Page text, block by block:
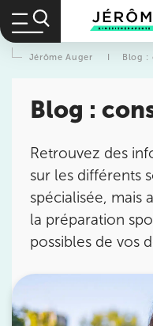
Jérôme Auger I Blog :
Blog :
Retrouvez des
sur les différents
spécialisée, mais
la préparation
possibles de vos